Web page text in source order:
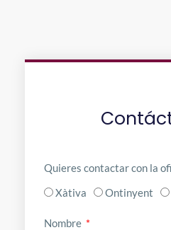
Quieres contactar con la
Xàtiva
Ontinyent
Nombre